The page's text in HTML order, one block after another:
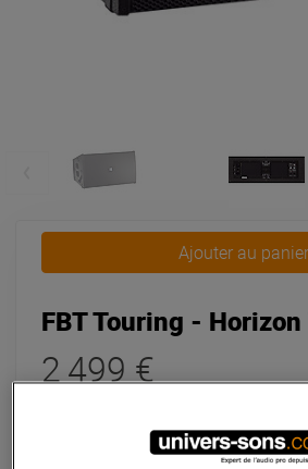
Ajouter au panier
FBT Touring -
2 499 €